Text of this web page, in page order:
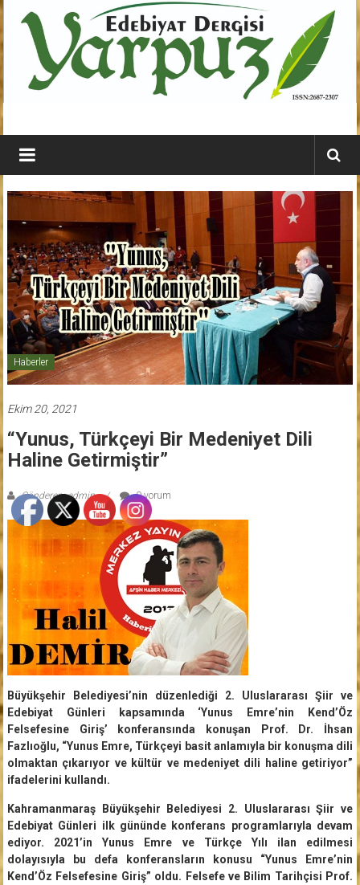
İçeriğe
geç
YARPUZ
Edebiyat
Dergisi
Kahramanmaraş'ın
En
Etkili
Edebiyat
Dergisi
Haberler
Ekim 20, 2021
“Yunus, Türkçeyi Bir Medeniyet Dili
Haline Getirmiştir”
Gönderen: admin 0 yorum
Büyükşehir Belediyesi’nin düzenlediği 2. Uluslararası Şiir ve
Edebiyat Günleri kapsamında ‘Yunus Emre’nin Kend’Öz
Felsefesine Giriş’ konferansında konuşan Prof. Dr. İhsan
Fazlıoğlu, “Yunus Emre, Türkçeyi basit anlamıyla bir konuşma dili
olmaktan çıkarıyor ve kültür ve medeniyet dili haline getiriyor”
ifadelerini kullandı.
Kahramanmaraş Büyükşehir Belediyesi 2. Uluslararası Şiir ve
Edebiyat Günleri ilk gününde konferans programlarıyla devam
ediyor. 2021’in Yunus Emre ve Türkçe Yılı ilan edilmesi
dolayısıyla bu defa konferansların konusu “Yunus Emre’nin
Kend’Öz Felsefesine Giriş” oldu. Felsefe ve Bilim Tarihçisi Prof.